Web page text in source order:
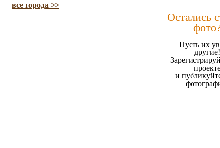
все города >>
Остались
Пусть их
другие!
проекте
и